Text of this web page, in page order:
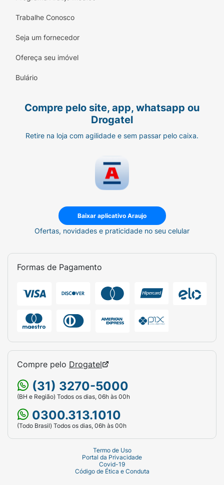
remover os óleos essenciais que mantêm a
pele saudável.
Hipoalergênico:
minimizar o risco de irritações.
Uso Diário:
Trabalhe Conosco
Seja um fornecedor
Ofereça seu imóvel
Bulário
Compre pelo site, app, whatsapp ou
Drogatel
Retire na loja com agilidade e sem passar pelo caixa.
Baixar aplicativo Araujo
Ofertas, novidades e praticidade no seu celular
Formas de Pagamento
Compre pelo Drogatel
(31) 3270-5000
(BH e Região) Todos os dias, 06h às 00h
0300.313.1010
(Todo Brasil) Todos os dias, 06h às 00h
Termo de Uso
Portal da Privacidade
Covid-19
Código de Ética e Conduta